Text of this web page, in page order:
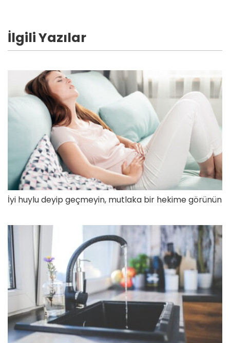
İlgili Yazılar
İyi huylu deyip geçmeyin, mutlaka bir hekime görünün